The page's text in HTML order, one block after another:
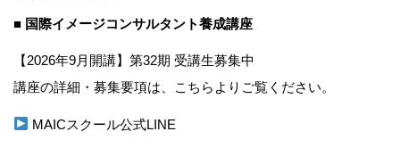
■ 国際イメージコンサルタント養成講座
【2026年9月開講】第32期 受講生募集中
講座の詳細・募集要項は、こちらよりご覧ください。
MAICスクール公式LINE